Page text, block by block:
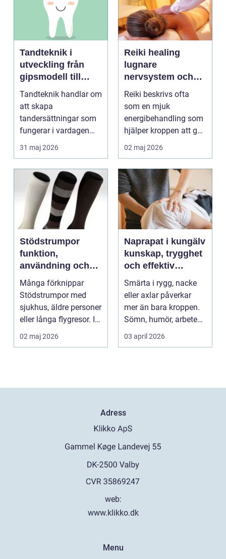
Tandteknik i
utveckling från
gipsmodell till
digitalt arbetsflöde
Tandteknik handlar om
att skapa
tandersättningar som
fungerar i vardagen
kronor, broar,
implantat, ...
31 maj 2026
Reiki healing
lugnare
nervsystem och
djupare
återhämtning
Reiki beskrivs ofta
som en mjuk
energibehandling som
hjälper kroppen att gå
från stressläge till
02 maj 2026
Stödstrumpor
funktion,
användning och
hur du väljer rätt
Många förknippar
Stödstrumpor med
sjukhus, äldre personer
eller långa flygresor. I
verkligheten är d...
02 maj 2026
Naprapat i kungälv
kunskap, trygghet
och effektiv
smärtlindring
Smärta i rygg, nacke
eller axlar påverkar
mer än bara kroppen.
Sömn, humör, arbete
och vardag blir l...
03 april 2026
Adress
web:
www.klikko.dk
Menu